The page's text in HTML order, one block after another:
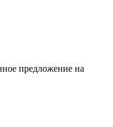
предложение на